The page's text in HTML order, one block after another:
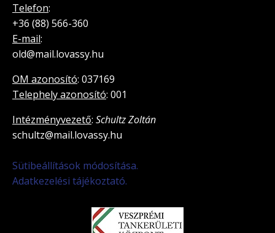
Telefon:
+36 (88) 566-360
E-mail:
old@mail.lovassy.hu
OM azonosító: 037169
Telephely azonosító: 001
Intézményvezető: Schultz Zoltán
schultz@mail.lovassy.hu
Sütibeállítások módosítása.
Adatkezelési tájékoztató.